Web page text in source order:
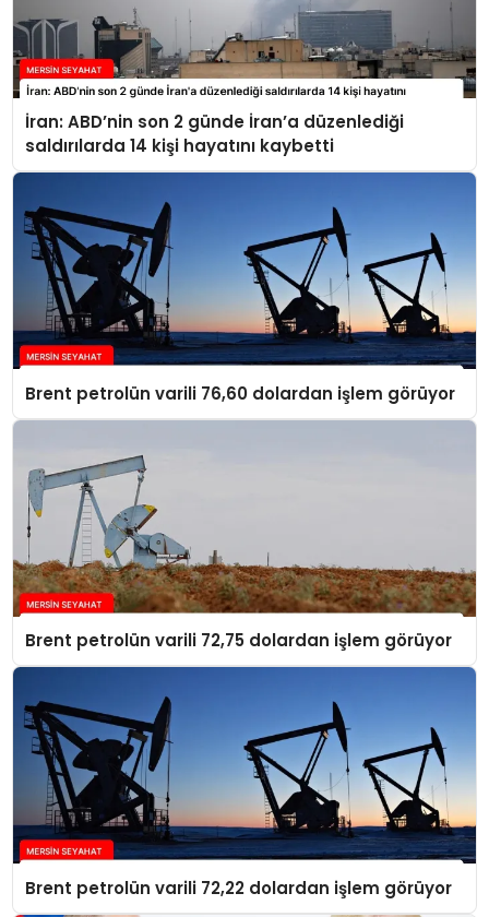
İran: ABD’nin son 2 günde İran’a düzenlediği
saldırılarda 14 kişi hayatını kaybetti
Brent petrolün varili 76,60 dolardan işlem görüyor
Brent petrolün varili 72,75 dolardan işlem görüyor
Brent petrolün varili 72,22 dolardan işlem görüyor